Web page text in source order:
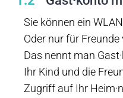
Sie können ein
Oder nur für
Das nennt man
Ihr Kind und die
Zugriff auf Ihr